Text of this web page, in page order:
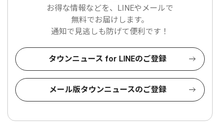
お得な情報などを、LINEやメールで
無料でお届けします。
通知で見逃しも防げて便利です！
タウンニュース for LINEのご登録
メール版タウンニュースのご登録